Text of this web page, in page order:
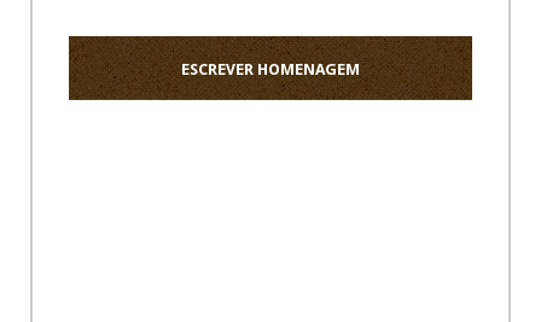
ESCREVER HOMENAGEM